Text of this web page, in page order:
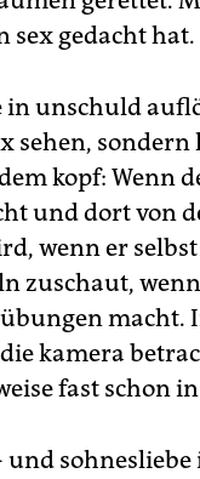
sex gedacht hat.
in unschuld
sehen,
kopf: Wenn
und dort von
wenn er
zuschaut,
macht.
kamera
fast schon
und